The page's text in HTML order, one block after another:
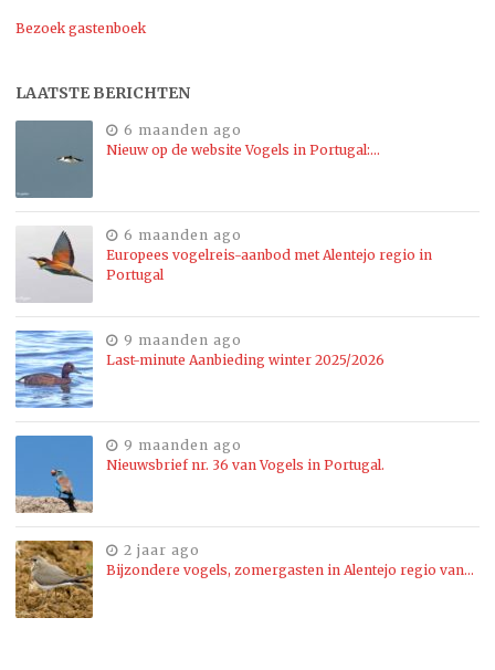
Bezoek gastenboek
LAATSTE BERICHTEN
6 maanden ago
Nieuw op de website Vogels in Portugal:…
6 maanden ago
Europees vogelreis-aanbod met Alentejo regio in
Portugal
9 maanden ago
Last-minute Aanbieding winter 2025/2026
9 maanden ago
Nieuwsbrief nr. 36 van Vogels in Portugal.
2 jaar ago
Bijzondere vogels, zomergasten in Alentejo regio van…